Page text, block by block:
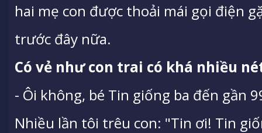
hai mẹ con được thoải mái gọi điện
trước đây nữa.
Có vẻ như con trai có khá nhiều
- Ôi không, bé Tin giống ba đến gần
Nhiều lần tôi trêu con: "Tin ơi! Tin